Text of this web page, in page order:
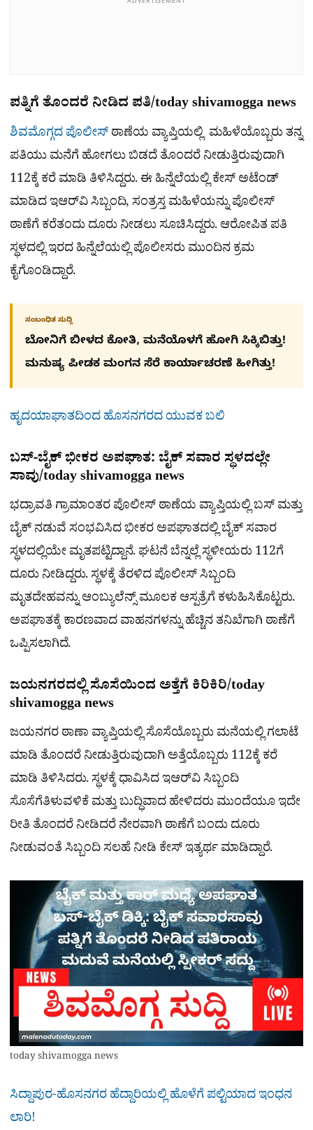
ADVERTISEMENT
ಪತ್ನಿಗೆ ತೊಂದರೆ ನೀಡಿದ ಪತಿ/today shivamogga news
ಶಿವಮೊಗ್ಗದ ಪೊಲೀಸ್ಠಾಣೆಯ ವ್ಯಾಪ್ತಿಯಲ್ಲಿ ಮಹಿಳೆಯೊಬ್ಬರು ತನ್ನ
ಪತಿಯು ಮನೆಗೆ ಹೋಗಲು ಬಿಡದೆ ತೊಂದರೆ ನೀಡುತ್ತಿರುವುದಾಗಿ
112ಕ್ಕೆ ಕರೆ ಮಾಡಿ ತಿಳಿಸಿದ್ದರು. ಈ ಹಿನ್ನೆಲೆಯಲ್ಲಿ ಕೇಸ್ ಅಟೆಂಡ್
ಮಾಡಿದ ಇಆರ್‌ವಿ ಸಿಬ್ಬಂದಿ, ಸಂತ್ರಸ್ತ ಮಹಿಳೆಯನ್ನು ಪೊಲೀಸ್​
ಠಾಣೆಗೆ ಕರೆತಂದು ದೂರು ನೀಡಲು ಸೂಚಿಸಿದ್ದರು. ಆರೋಪಿತ ಪತಿ
ಸ್ಥಳದಲ್ಲಿ ಇರದ ಹಿನ್ನೆಲೆಯಲ್ಲಿ ಪೊಲೀಸರು ಮುಂದಿನ ಕ್ರಮ
ಕೈಗೊಂಡಿದ್ದಾರೆ.
ಸಂಬಂಧಿತ ಸುದ್ದಿ
ಬೋನಿಗೆ ಬೀಳದ ಕೋತಿ, ಮನೆಯೊಳಗೆ ಹೋಗಿ ಸಿಕ್ಕಿಬಿತ್ತು!
ಮನುಷ್ಯ ಪೀಡಕ ಮಂಗನ ಸೆರೆ ಕಾರ್ಯಾಚರಣೆ ಹೀಗಿತ್ತು!
ಹೃದಯಾಘಾತದಿಂದ ಹೊಸನಗರದ ಯುವಕ ಬಲಿ
ಬಸ್-ಬೈಕ್ ಭೀಕರ ಅಪಘಾತ: ಬೈಕ್ ಸವಾರ ಸ್ಥಳದಲ್ಲೇ
ಸಾವು/today shivamogga news
ಭದ್ರಾವತಿ ಗ್ರಾಮಾಂತರ ಪೊಲೀಸ್ ಠಾಣೆಯ ವ್ಯಾಪ್ತಿಯಲ್ಲಿ ಬಸ್ ಮತ್ತು
ಬೈಕ್ ನಡುವೆ ಸಂಭವಿಸಿದ ಭೀಕರ ಅಪಘಾತದಲ್ಲಿ ಬೈಕ್ ಸವಾರ
ಸ್ಥಳದಲ್ಲಿಯೇ ಮೃತಪಟ್ಟಿದ್ದಾನೆ. ಘಟನೆ ಬೆನ್ನಲ್ಲೆ ಸ್ಥಳೀಯರು 112ಗೆ
ದೂರು ನೀಡಿದ್ದರು. ಸ್ಥಳಕ್ಕೆ ತೆರಳಿದ ಪೊಲೀಸ್ ಸಿಬ್ಬಂದಿ
ಮೃತದೇಹವನ್ನು ಆಂಬ್ಯುಲೆನ್ಸ್ ಮೂಲಕ ಆಸ್ಪತ್ರೆಗೆ ಕಳುಹಿಸಿಕೊಟ್ಟರು.
ಅಪಘಾತಕ್ಕೆ ಕಾರಣವಾದ ವಾಹನಗಳನ್ನು ಹೆಚ್ಚಿನ ತನಿಖೆಗಾಗಿ ಠಾಣೆಗೆ
ಒಪ್ಪಿಸಲಾಗಿದೆ.
ಜಯನಗರದಲ್ಲಿ ಸೊಸೆಯಿಂದ ಅತ್ತೆಗೆ ಕಿರಿಕಿರಿ/today
shivamogga news
ಜಯನಗರ ಠಾಣಾ ವ್ಯಾಪ್ತಿಯಲ್ಲಿ ಸೊಸೆಯೊಬ್ಬರು ಮನೆಯಲ್ಲಿ ಗಲಾಟೆ
ಮಾಡಿ ತೊಂದರೆ ನೀಡುತ್ತಿರುವುದಾಗಿ ಅತ್ತೆಯೊಬ್ಬರು 112ಕ್ಕೆ ಕರೆ
ಮಾಡಿ ತಿಳಿಸಿದರು. ಸ್ಥಳಕ್ಕೆ ಧಾವಿಸಿದ ಇಆರ್‌ವಿ ಸಿಬ್ಬಂದಿ
ಸೊಸೆಗೆತಿಳುವಳಿಕೆ ಮತ್ತು ಬುದ್ಧಿವಾದ ಹೇಳಿದರು ಮುಂದೆಯೂ ಇದೇ
ರೀತಿ ತೊಂದರೆ ನೀಡಿದರೆ ನೇರವಾಗಿ ಠಾಣೆಗೆ ಬಂದು ದೂರು
ನೀಡುವಂತೆ ಸಿಬ್ಬಂದಿ ಸಲಹೆ ನೀಡಿ ಕೇಸ್ ಇತ್ಯರ್ಥ ಮಾಡಿದ್ದಾರೆ.
today shivamogga news
ಸಿದ್ದಾಪುರ-ಹೊಸನಗರ ಹೆದ್ದಾರಿಯಲ್ಲಿ ಹೊಳೆಗೆ ಪಲ್ಟಿಯಾದ ಇಂಧನ
ಲಾರಿ!